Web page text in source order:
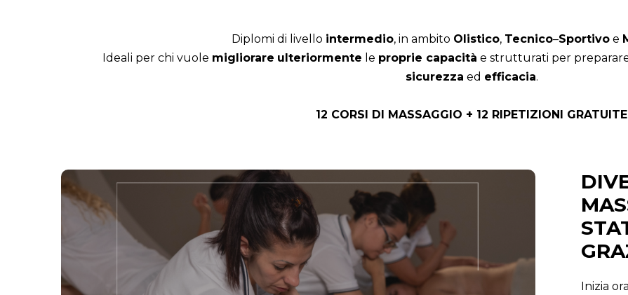
Diplomi di livello intermedio, in ambito Olistico, Tecnico–Sportivoe
Ideali per chi vuole migliorare ulteriormente le proprie capacità e strutturati per
sicurezza ed efficacia.
12 CORSI DI MASSAGGIO + 12 RIPETIZIONI GRATUITE
Inizia